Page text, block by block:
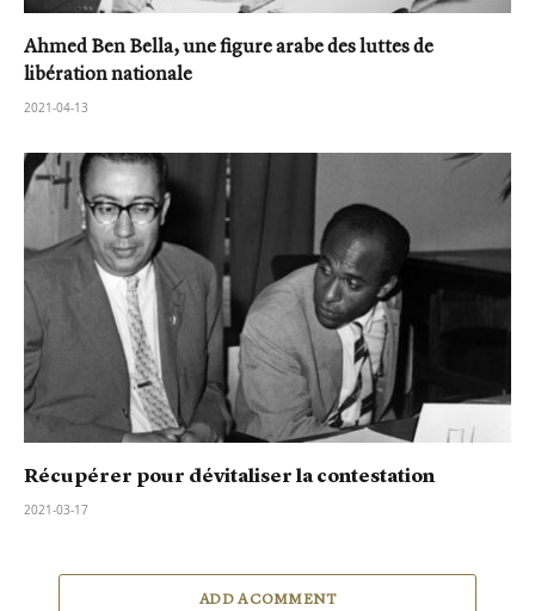
Ahmed Ben Bella, une figure arabe des luttes de
libération nationale
2021-04-13
Récupérer pour dévitaliser la contestation
2021-03-17
ADD A COMMENT